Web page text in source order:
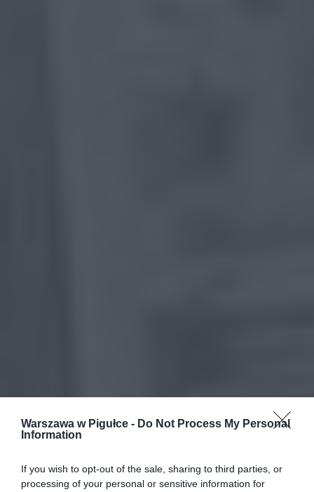
Warszawa w Pigułce - Do Not Process My Personal
Information
If you wish to opt-out of the sale, sharing to third parties, or
processing of your personal or sensitive information for